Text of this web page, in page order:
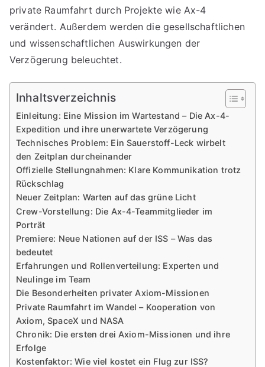
private Raumfahrt durch Projekte wie Ax-4
verändert. Außerdem werden die gesellschaftlichen
und wissenschaftlichen Auswirkungen der
Verzögerung beleuchtet.
Inhaltsverzeichnis
Einleitung: Eine Mission im Wartestand – Die Ax-4-
Expedition und ihre unerwartete Verzögerung
Technisches Problem: Ein Sauerstoff-Leck wirbelt
den Zeitplan durcheinander
Offizielle Stellungnahmen: Klare Kommunikation trotz
Rückschlag
Neuer Zeitplan: Warten auf das grüne Licht
Crew-Vorstellung: Die Ax-4-Teammitglieder im
Porträt
Premiere: Neue Nationen auf der ISS – Was das
bedeutet
Erfahrungen und Rollenverteilung: Experten und
Neulinge im Team
Die Besonderheiten privater Axiom-Missionen
Private Raumfahrt im Wandel – Kooperation von
Axiom, SpaceX und NASA
Chronik: Die ersten drei Axiom-Missionen und ihre
Erfolge
Kostenfaktor: Wie viel kostet ein Flug zur ISS?